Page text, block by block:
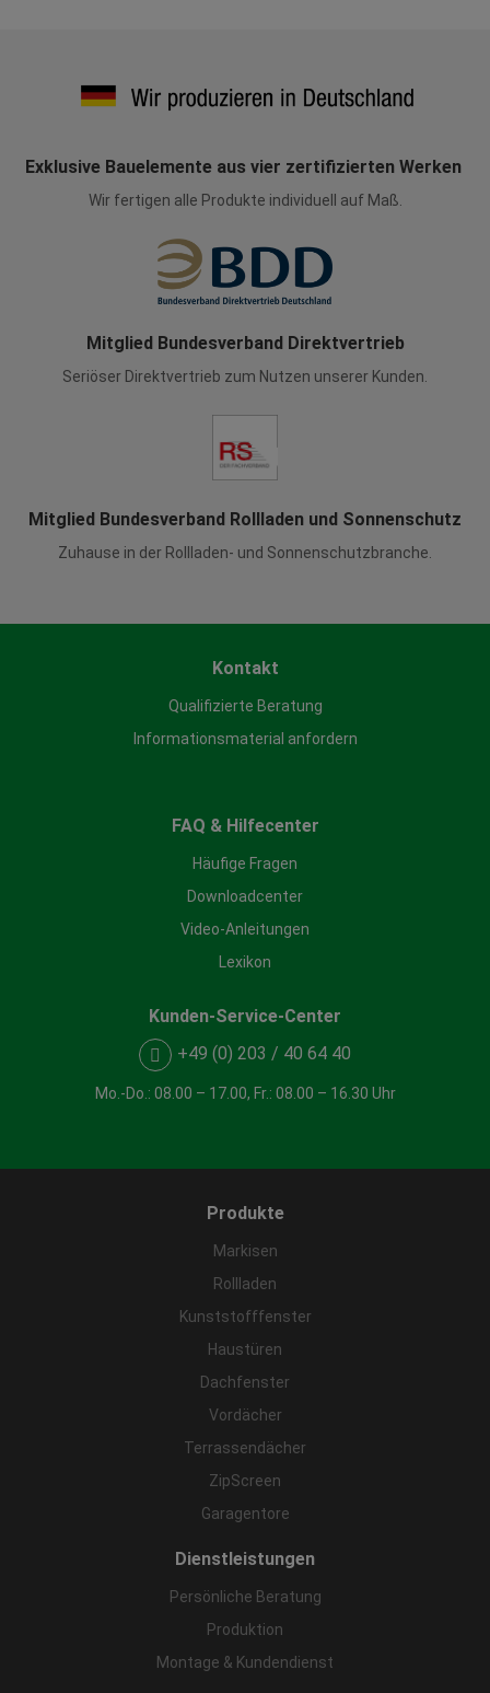
Exklusive Bauelemente aus vier zertifizierten Werken
Wir fertigen alle Produkte individuell auf Maß.
Mitglied Bundesverband Direktvertrieb
Seriöser Direktvertrieb zum Nutzen unserer Kunden.
Mitglied Bundesverband Rollladen und Sonnenschutz
Zuhause in der Rollladen- und Sonnenschutzbranche.
Kontakt
Qualifizierte Beratung
Informationsmaterial anfordern
FAQ & Hilfecenter
Häufige Fragen
Downloadcenter
Video-Anleitungen
Lexikon
Kunden-Service-Center
+49 (0) 203 / 40 64 40
Mo.-Do.: 08.00 – 17.00, Fr.: 08.00 – 16.30 Uhr
Produkte
Markisen
Rollladen
Kunststofffenster
Haustüren
Dachfenster
Vordächer
Terrassendächer
ZipScreen
Garagentore
Dienstleistungen
Persönliche Beratung
Produktion
Montage & Kundendienst